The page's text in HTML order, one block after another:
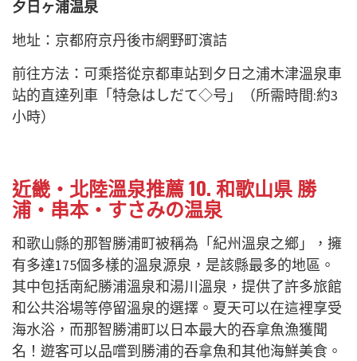
夕日ヶ浦温泉
地址：京都府京丹後市網野町濱詰
前往方法：可乘搭從京都車站到夕日之浦木津溫泉車
站的直達列車「特急はしだて◇号」（所需時間:約3
小時）
近畿・北陸溫泉推薦 10. 和歌山県 勝
浦・串本・すさみの温泉
和歌山縣的那智勝浦町被稱為「紀州溫泉之鄉」，擁
有多達175個多樣的溫泉源泉，是該縣最多的地區。
其中包括南紀勝浦溫泉和湯川溫泉，提供了許多旅館
和公共浴場等停留溫泉的選擇。夏天可以在這裡享受
海水浴，而那智勝浦町以日本最大的吞拿魚漁獲聞
名！遊客可以品嚐到勝浦的吞拿魚和其他海鮮美食。